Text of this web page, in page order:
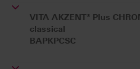
VITA AKZENT® Plus
classical
BAPKPCSC